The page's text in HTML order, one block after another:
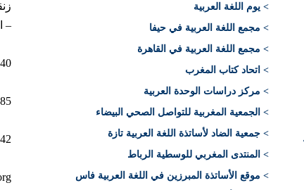
> يوم اللغة العربية
> مجمع اللغة العربية في حيفا
> مجمع اللغة العربية في القاهرة
> اتحاد كتاب المغرب
> مركز دراسات الوحدة العربية
> الجمعية المغربية للتواصل الصحي البيضاء
> جمعية الضاد لأساتذة اللغة العربية تازة
> المنتدى المغربي للوسطية الرباط
> موقع الأساتذة المبرزين في اللغة العربية فاس
–
10040